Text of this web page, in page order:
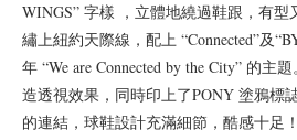
WINGS” 字樣 ，立體地繞過鞋跟，有
繡上紐約天際線，配上 “Connected”及
年 “We are Connected by the City” 的主
造透視效果，同時印上了PONY 塗鴉標
的連結，球鞋設計充滿細節，酷感十足！